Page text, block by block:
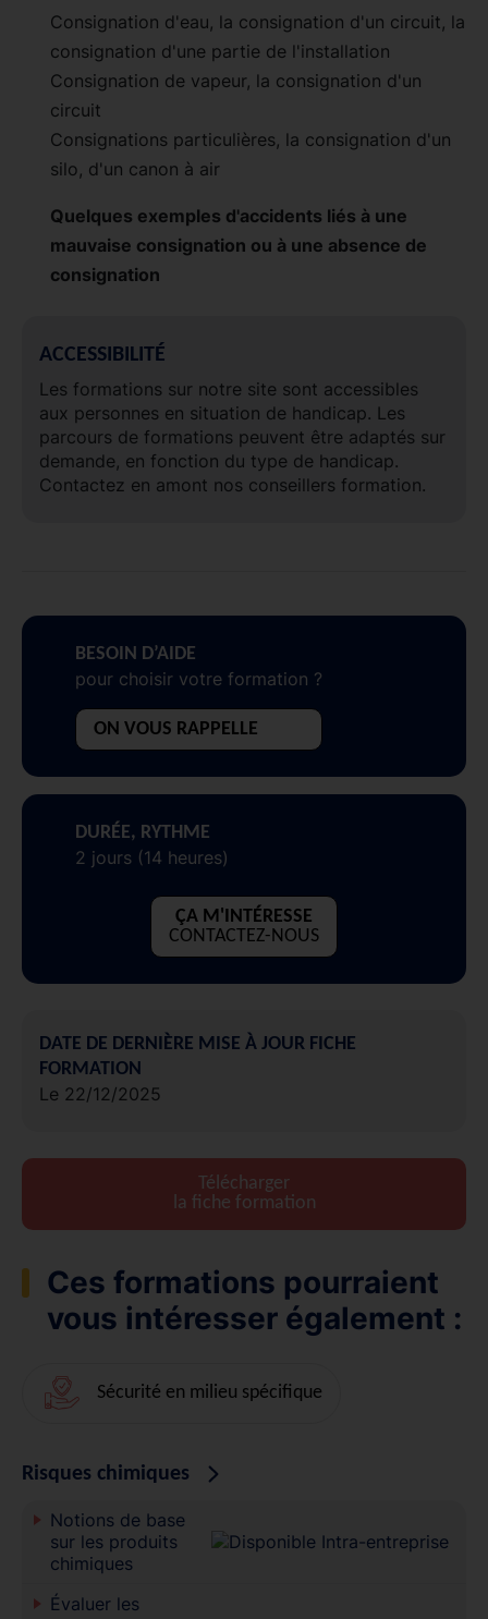
Consignation d'eau, la consignation d'un circuit, la
consignation d'une partie de l'installation
Consignation de vapeur, la consignation d'un
circuit
Consignations particulières, la consignation d'un
silo, d'un canon à air
Quelques exemples d'accidents liés à une
mauvaise consignation ou à une absence de
consignation
ACCESSIBILITÉ
Les formations sur notre site sont accessibles
aux personnes en situation de handicap. Les
parcours de formations peuvent être adaptés sur
demande, en fonction du type de handicap.
Contactez en amont nos conseillers formation.
BESOIN D’AIDE
pour choisir votre formation ?
ON VOUS RAPPELLE
DURÉE, RYTHME
2 jours (14 heures)
ÇA M'INTÉRESSE
CONTACTEZ-NOUS
DATE DE DERNIÈRE MISE À JOUR FICHE
FORMATION
Le 22/12/2025
Télécharger
la fiche formation
Ces formations pourraient
vous intéresser également :
Sécurité en milieu spécifique
Risques chimiques
Notions de base
sur les produits
chimiques
Évaluer les